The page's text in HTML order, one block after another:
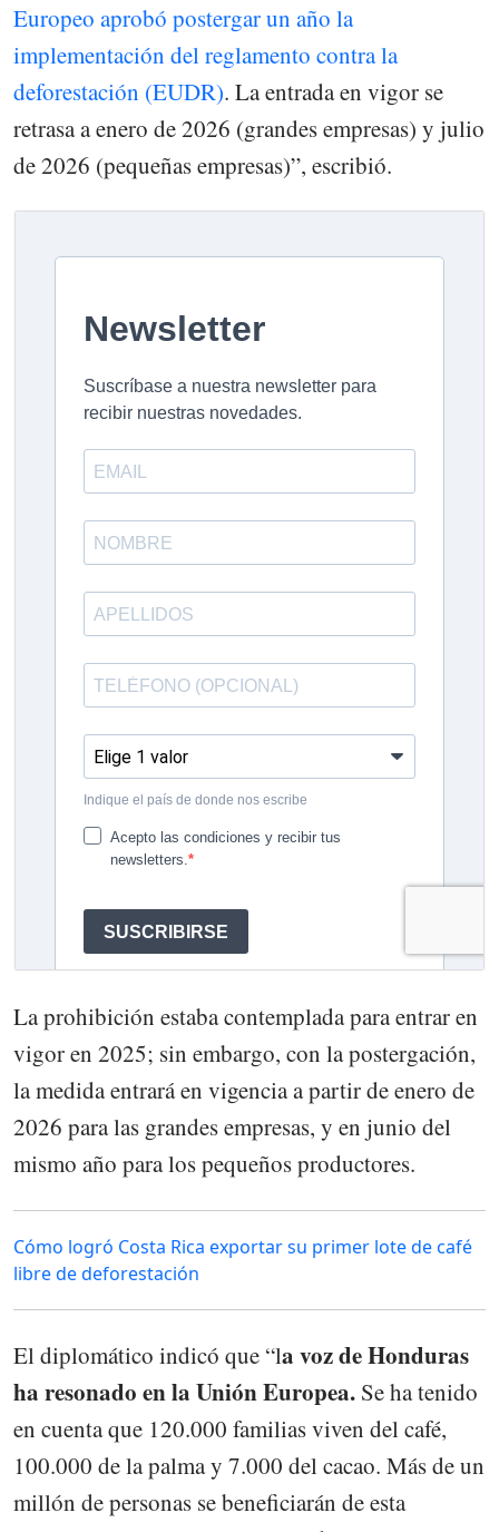
Europeo aprobó postergar un año la
implementación del reglamento contra la
deforestación (EUDR). La entrada en vigor se
retrasa a enero de 2026 (grandes empresas) y julio
de 2026 (pequeñas empresas)”, escribió.
La prohibición estaba contemplada para entrar en
vigor en 2025; sin embargo, con la postergación,
la medida entrará en vigencia a partir de enero de
2026 para las grandes empresas, y en junio del
mismo año para los pequeños productores.
Cómo logró Costa Rica exportar su primer lote de café
libre de deforestación
El diplomático indicó que “la voz de Honduras
ha resonado en la Unión Europea. Se ha tenido
en cuenta que 120.000 familias viven del café,
100.000 de la palma y 7.000 del cacao. Más de un
millón de personas se beneficiarán de esta